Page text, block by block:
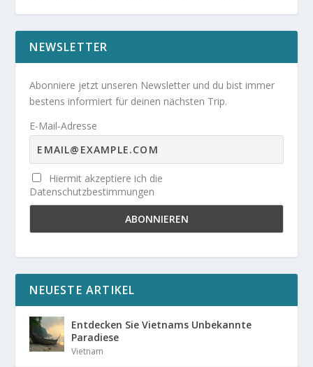
NEWSLETTER
Abonniere jetzt unseren Newsletter und du bist immer
bestens informiert für deinen nächsten Trip.
E-Mail-Adresse
Hiermit akzeptiere ich die
Datenschutzbestimmungen
NEUESTE ARTIKEL
Entdecken Sie Vietnams Unbekannte
Paradiese
Vietnam